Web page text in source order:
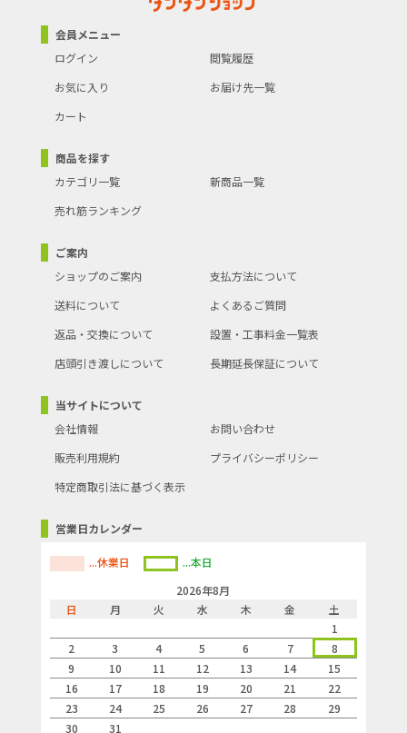
会員メニュー
ログイン
閲覧履歴
お気に入り
お届け先一覧
カート
商品を探す
カテゴリ一覧
新商品一覧
売れ筋ランキング
ご案内
ショップのご案内
支払方法について
送料について
よくあるご質問
返品・交換について
設置・工事料金一覧表
店頭引き渡しについて
長期延長保証について
当サイトについて
会社情報
お問い合わせ
販売利用規約
プライバシーポリシー
特定商取引法に基づく表示
営業日カレンダー
...休業日
...本日
2026年8月
日
月 火 水 木 金
土
1
2
3 4 5 6 7
8
9
10 11 12 13 14
15
16
17 18 19 20 21
22
23
24 25 26 27 28
29
30
31